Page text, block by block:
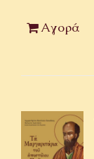
Αγορά